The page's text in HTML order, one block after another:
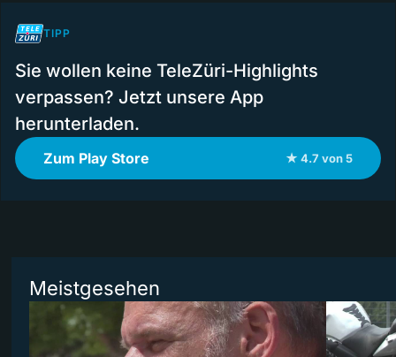
TIPP
Sie wollen keine TeleZüri-Highlights
verpassen? Jetzt unsere App
herunterladen.
Zum Play Store ★ 4.7 von 5
Meistgesehen